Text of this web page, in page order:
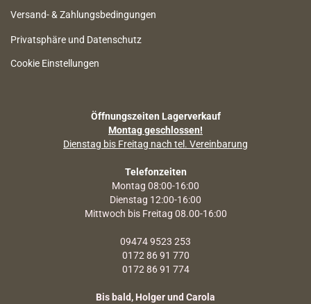
Versand- & Zahlungsbedingungen
Privatsphäre und Datenschutz
Cookie Einstellungen
Öffnungszeiten Lagerverkauf
Montag geschlossen!
Dienstag bis Freitag nach tel. Vereinbarung
Telefonzeiten
Montag 08:00-16:00
Dienstag 12:00-16:00
Mittwoch bis Freitag 08.00-16:00
09474 9523 253
0172 86 91 770
0172 86 91 774
Bis bald, Holger und Carola